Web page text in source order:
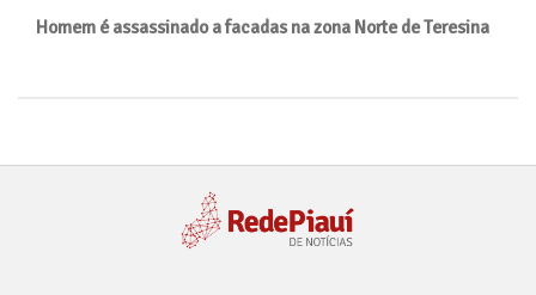
Homem é assassinado a facadas na zona Norte de Teresina